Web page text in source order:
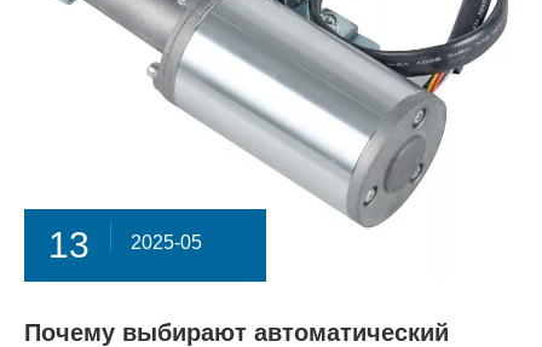
13 2025-05
Почему выбирают автоматический